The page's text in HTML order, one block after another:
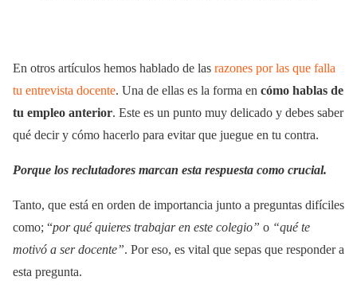
En otros artículos hemos hablado de las razones por las que falla
tu entrevista docente. Una de ellas es la forma en cómo hablas de
tu empleo anterior. Este es un punto muy delicado y debes saber
qué decir y cómo hacerlo para evitar que juegue en tu contra.
Porque los reclutadores marcan esta respuesta como crucial.
Tanto, que está en orden de importancia junto a preguntas difíciles
como; “por qué quieres trabajar en este colegio” o “qué te
motivó a ser docente”. Por eso, es vital que sepas que responder a
esta pregunta.